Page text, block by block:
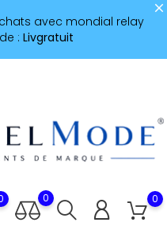
avec mondial relay
: Livgratuit
0
0